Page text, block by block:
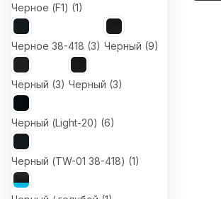
Черное (F1) (1)
Черное 38-418 (3) Черный (9)
Черный (3) Черный (3)
Черный (Light-20) (6)
Черный (TW-01 38-418) (1)
Интернет-магазин
Компания
Информация
Помощь
Контакты
8 (800) 700-66-65
info@office-dv.ru